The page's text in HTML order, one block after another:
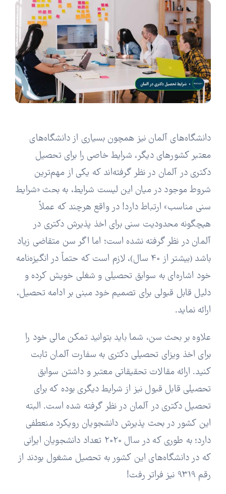
دانشگاه‌های آلمان نیز همچون بسیاری از دانشگاه‌های
معتبر کشورهای دیگر، شرایط خاصی را برای تحصیل
دکتری در آلمان در نظر گرفته‌اند که یکی از مهم‌ترین
شروط موجود در میان این لیست شرایط، به بحث «شرایط
سنی مناسب» ارتباط دارد! در واقع هرچند که عملاً
هیچگونه محدودیت سنی برای اخذ پذیرش دکتری در
آلمان در نظر گرفته نشده است؛ اما اگر سن متقاضی زیاد
باشد (بیشتر از 40 سال)، لازم است که حتماً در انگیزه‌نامه
خود اشاره‌ای به سوابق تحصیلی و شغلی خویش کرده و
دلیل قابل قبولی برای تصمیم خود مبنی بر ادامه تحصیل،
ارائه نماید.
علاوه بر بحث سن، شما باید بتوانید تمکن مالی خود را
برای اخذ ویزای تحصیلی دکتری به سفارت آلمان ثابت
کنید. ارائه مقالات تحقیقاتی معتبر و داشتن سوابق
تحصیلی قابل قبول نیز از شرایط دیگری بوده که برای
تحصیل دکتری در آلمان در نظر گرفته شده است. البته
این کشور در بحث پذیرش دانشجویان رویکرد منعطفی
دارد؛ به طوری که در سال 2020 تعداد دانشجویان ایرانی
که در دانشگاه‌های این کشور به تحصیل مشغول بودند از
رقم 9319 نیز فراتر رفت!